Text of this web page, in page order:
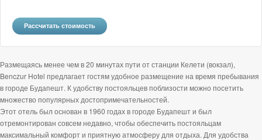
Размещаясь менее чем в 20 минутах пути от станции Келети (вокзал),
Benczur Hotel предлагает гостям удобное размещение на время пребывания
в городе Будапешт. К удобству постояльцев поблизости можно посетить
множество популярных достопримечательностей.
Этот отель был основан в 1960 годах в городе Будапешт и был
отремонтирован совсем недавно, чтобы обеспечить постояльцам
максимальный комфорт и приятную атмосферу для отдыха. Для удобства